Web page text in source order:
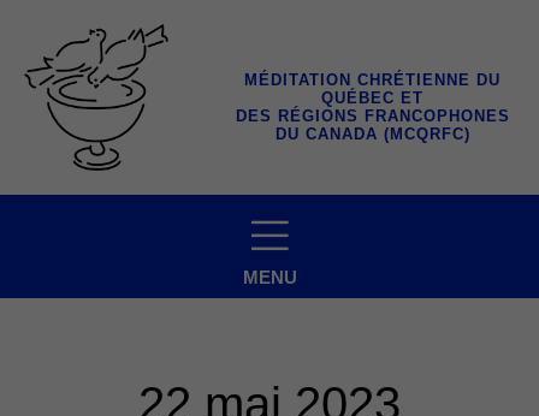
contenu
MÉDITATION CHRÉTIENNE DU
QUÉBEC ET
DES RÉGIONS FRANCOPHONES
DU CANADA (MCQRFC)
MENU
22 mai 2023